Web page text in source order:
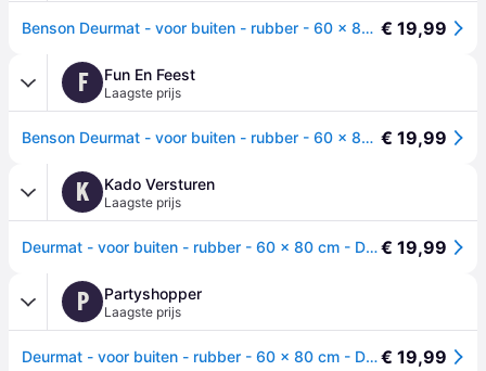
Benson Deurmat - voor buiten - rubber - 60 x 80 cm - Droogloopmat € 19,99
F Fun En Feest
Laagste prijs
Benson Deurmat - voor buiten - rubber - 60 x 80 cm - Droogloopmat - € 19,99
K Kado Versturen
Laagste prijs
Deurmat - voor buiten - rubber - 60 x 80 cm - Droogloopmat - schoonloopmat€ 19,99
P Partyshopper
Laagste prijs
Deurmat - voor buiten - rubber - 60 x 80 cm - Droogloopmat - schoonloopmat€ 19,99